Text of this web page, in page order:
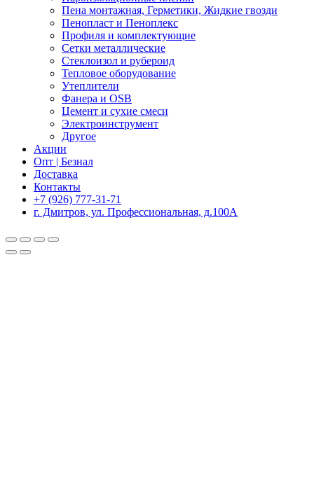
Пена монтажная, Герметики, Жидкие гвозди
Пенопласт и Пеноплекс
Профиля и комплектующие
Сетки металлические
Стеклоизол и рубероид
Тепловое оборудование
Утеплители
Фанера и OSB
Цемент и сухие смеси
Электроинструмент
Другое
Акции
Опт | Безнал
Доставка
Контакты
+7 (926) 777-31-71
г. Дмитров, ул. Профессиональная, д.100А